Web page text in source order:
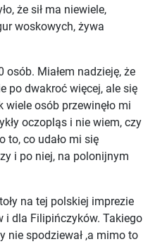
że sił ma niewiele,
woskowych, żywa
osób. Miałem nadzieję, że
po dwakroć więcej, ale się
wiele osób przewinęło mi
oczopląs i nie wiem, czy
to, co udało mi się
i po niej, na polonijnym
na tej polskiej imprezie
i dla Filipińczyków. Takiego
nie spodziewał ,a mimo to